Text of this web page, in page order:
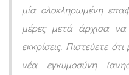
μία ολοκληρωμένη
μέρες μετά άρχισα
εκκρίσεις. Πιστεύετε
νέα εγκυμοσύνη